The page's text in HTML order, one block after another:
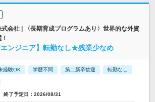
会社 | 〈長期育成プログラムあり〉世界的な外資
ンジニア】転勤なし★残業少なめ
経験OK 学歴不問 第二新卒歓迎 転勤なし
了予定日：2026/08/31